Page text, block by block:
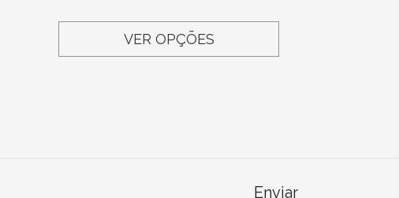
VER OPÇÕES
Enviar